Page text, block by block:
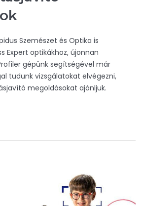
Szemészet és Optika is
Expert optikákhoz, újonnan
gépünk segítségével már
tudunk vizsgálatokat elvégezni,
megoldásokat ajánljuk.